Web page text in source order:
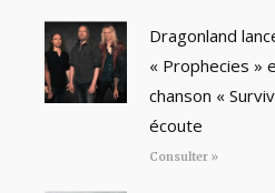
Dragonland
« Prophecies »
chanson «
écoute
Consulter »